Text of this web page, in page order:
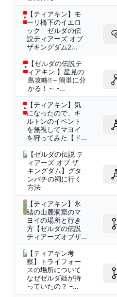
【ティアキン】モ
ーリ橋下のイエロ
ック ゼルダの伝
説ティアーズ オブ
ザキングダム2...
【ゼルダの伝説テ
ィアキン 】星見の
島攻略!!～簡単に分
かる！～ -...
【ティアキン】気
になったので、キ
ルトンのイベント
を無視してマヨイ
を狩ってみた【ド...
【ゼルダの伝説 テ
ィアーズ オブ ザ
キングダム】グタ
ンバチの祠に行く
方法
【ティアキン】氷
結の山麓洞窟のマ
ヨイの場所と行き
方【ゼルダの伝説
ティアーズオブザ...
【ティアキン考
察】トライフォー
スの場所について
なぜゼルダ姫が持
っていたの？ –...